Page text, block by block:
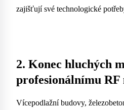
zajišťují své technologické
2. Konec hluchých
profesionálnímu RF
Vícepodlažní budovy,